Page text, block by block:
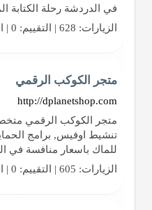
في الدردشة رحلة الكتابة
الزيارات: 628 | التقييم: 0 | المقيّمين: 0 | الدولة:
متجر الكوكب الرقمي
http://dplanetshop.com
متجر الكوكب الرقمي
تنشيط اوفيس, برامج
للماك باسعار منافسة في
الزيارات: 605 | التقييم: 0 | المقيّمين: 0 | الدولة: